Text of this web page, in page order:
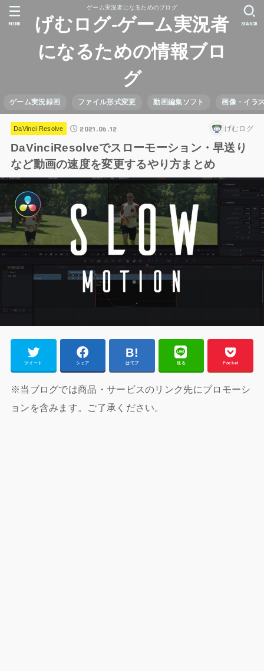
ゲーム実況者になるためのブログ
げむログ-ゲーム実況者
になるための情報ブロ
グ
ゲーム実況録画 ファイル形式変更 動画編集ソフト 画像・イラ
SEARCH
MENU
DaVinci Resolve 2021.06.12 げむログ
DaVinciResolveでスローモーション・早送り
など動画の速度を変更するやり方まとめ
ツイート シェア はてブ 送る Pocket
※当ブログでは商品・サービスのリンク先にプロモーシ
ョンを含みます。ご了承ください。